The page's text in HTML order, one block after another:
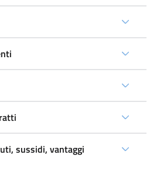
sussidi, vantaggi